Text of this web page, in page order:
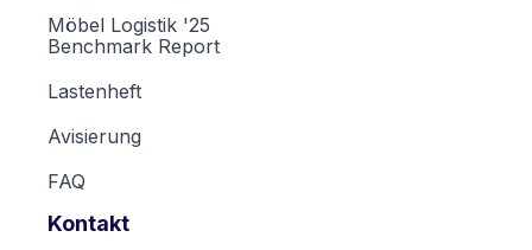
Möbel Logistik '25
Benchmark Report
Lastenheft
Avisierung
FAQ
Kontakt